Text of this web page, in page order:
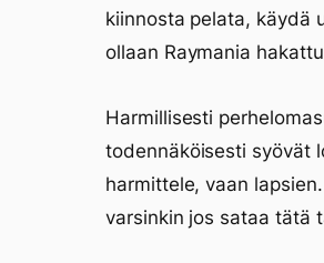
kiinnosta pelata, käydä
ollaan Raymania
Harmillisesti
todennäköisesti syövät
harmittele, vaan
varsinkin jos sataa tätä